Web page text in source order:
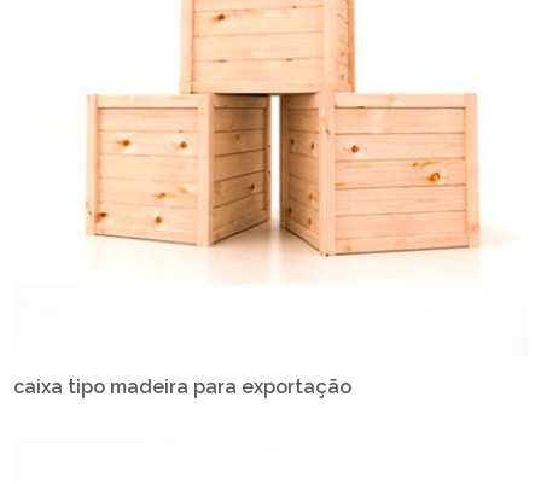
caixa tipo madeira para exportação